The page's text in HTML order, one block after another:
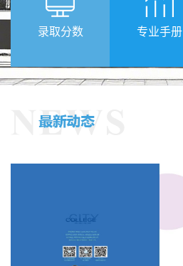
录取分数 专业手册